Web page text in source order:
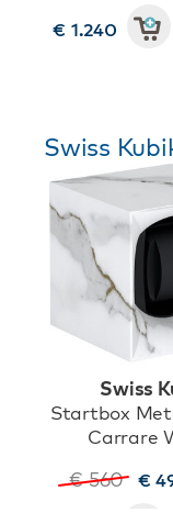
€ 1.240
Swiss
Swiss
Startbox
Carrare
€ 560 €